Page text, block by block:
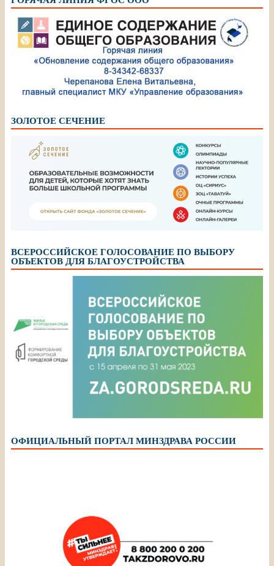
ЗОЛОТОЕ СЕЧЕНИЕ
ВСЕРОССИЙСКОЕ ГОЛОСОВАНИЕ ПО ВЫБОРУ
ОБЪЕКТОВ ДЛЯ БЛАГОУСТРОЙСТВА
ОФИЦИАЛЬНЫЙ ПОРТАЛ МИНЗДРАВА РОССИИ